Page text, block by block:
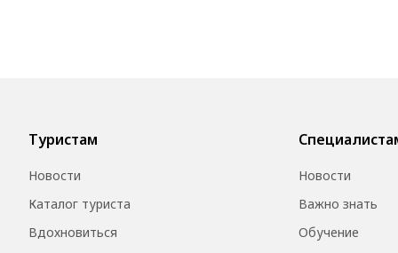
Туристам
Новости
Каталог туриста
Вдохновиться
Новости
Важно знать
Обучение